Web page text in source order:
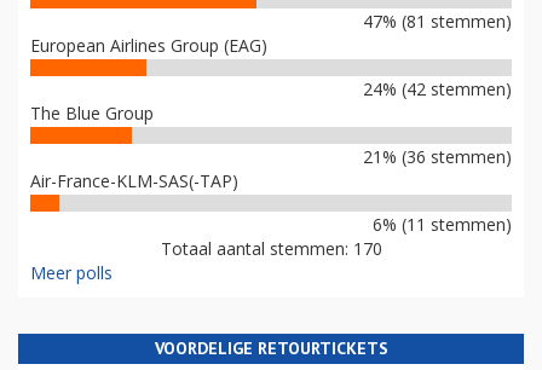
47% (81 stemmen)
European Airlines Group (EAG)
24% (42 stemmen)
The Blue Group
21% (36 stemmen)
Air-France-KLM-SAS(-TAP)
6% (11 stemmen)
Totaal aantal stemmen: 170
Meer polls
VOORDELIGE RETOURTICKETS